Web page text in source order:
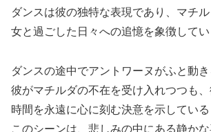
ダンスは彼の独特な表現であり、マチ
女と過ごした日々への追憶を象徴してい
ダンスの途中でアントワーヌがふと動き
彼がマチルダの不在を受け入れつつも
時間を永遠に心に刻む決意を示している
このシーンは、悲しみの中にある静か